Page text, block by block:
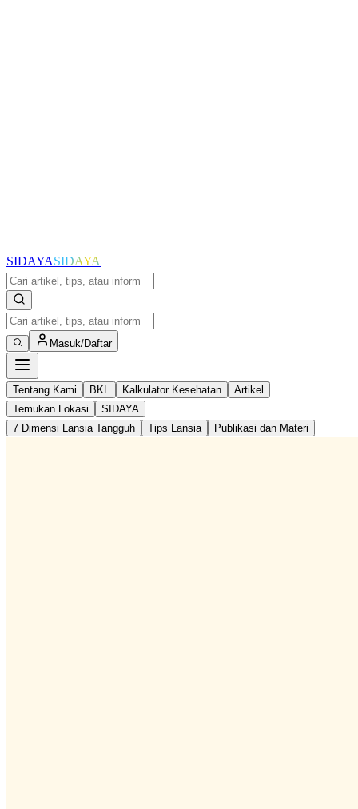
SIDAYASIDAYA
Masuk/Daftar
Tentang Kami BKL Kalkulator Kesehatan
Artikel
Temukan Lokasi
SIDAYA
7 Dimensi Lansia Tangguh
Tips Lansia Publikasi dan Materi